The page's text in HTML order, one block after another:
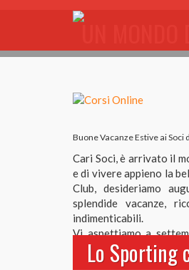
UN MONDO
Buone Vacanze Estive ai Soci
Cari Soci, è arrivato il
e di vivere appieno la
Club, desideriamo
splendide vacanze,
indimenticabili.
Vi aspettiamo a
novità pensate per
nel nostro Club.
Lo Sporting